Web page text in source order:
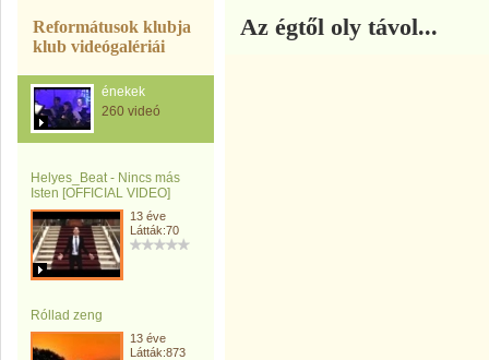
Reformátusok klubja
klub videógalériái
énekek
260 videó
Helyes_Beat - Nincs más
Isten [OFFICIAL VIDEO]
13 éve
Látták:70
Róllad zeng
13 éve
Látták:873
Az égtől oly távol...